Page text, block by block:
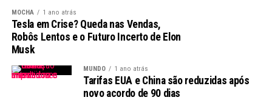
A renovação do credenciamento é uma ação que
impacta diretamente a saúde da população. Com
farmácias aptas a oferecer medicamentos essenciais, a
população se sente mais segura e amparada. Isso é
especialmente relevante em comunidades onde o acesso
a serviços de saúde é limitado.
MOCHA 1 ano atrás
Tesla em Crise? Queda nas Vendas,
Robôs Lentos e o Futuro Incerto de Elon
Musk
MUNDO 1 ano atrás
Tarifas EUA e China são reduzidas após
novo acordo de 90 dias